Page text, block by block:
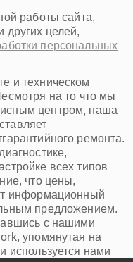
работы сайта,
других целей,
персональных
и техническом
на то что мы
центром, наша
ремонта.
всех типов
что цены,
информационный
предложением.
с нашими
упомянутая на
используется нами